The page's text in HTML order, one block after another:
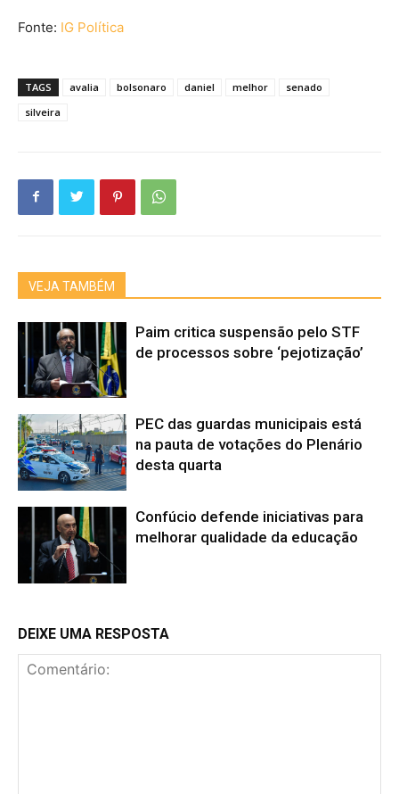
Fonte: IG Política
TAGS avalia bolsonaro daniel melhor
senado
silveira
VEJA TAMBÉM
Paim critica suspensão pelo STF
de processos sobre ‘pejotização’
PEC das guardas municipais está
na pauta de votações do Plenário
desta quarta
Confúcio defende iniciativas para
melhorar qualidade da educação
DEIXE UMA RESPOSTA